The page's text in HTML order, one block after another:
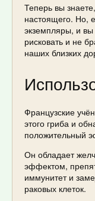
Теперь вы
настоящего. Но,
экземпляры, и
рисковать и не
наших близких
Французские
этого гриба и
положительный
Он обладает
эффектом,
иммунитет и
раковых клеток.